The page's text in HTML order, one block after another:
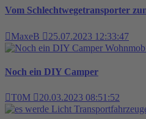
Vom Schlechtwegetransporter
MaxeB
25.07.2023 12:33:47
Noch ein DIY Camper
T0M
20.03.2023 08:51:52